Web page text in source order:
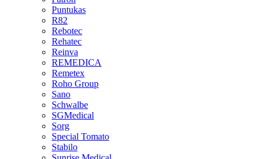
Puntukas
R82
Rebotec
Rehatec
Reinva
REMEDICA
Remetex
Roho Group
Sano
Schwalbe
SGMedical
Sorg
Special Tomato
Stabilo